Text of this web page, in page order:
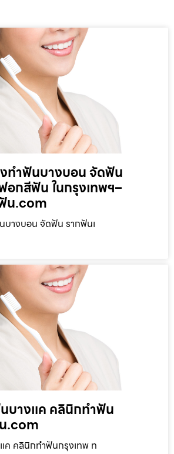
ทำฟันบางบอน จัดฟัน
อกสีฟัน ในกรุงเทพฯ–
น.com
บางบอน จัดฟัน รากฟันเ
บางแค คลินิกทำฟัน
.com
คลินิกทำฟันกรุงเทพ ท